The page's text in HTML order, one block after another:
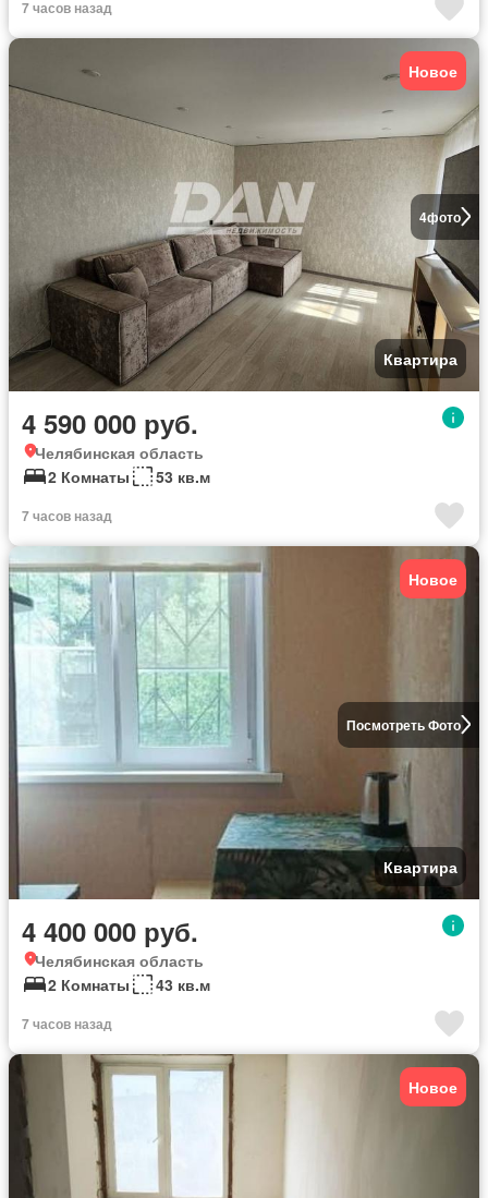
7 часов назад
4фото
Новое
Квартира
4 590 000 руб.
Челябинская область
2 Комнаты
53 кв.м
7 часов назад
Посмотреть Фото
Новое
Квартира
4 400 000 руб.
Челябинская область
2 Комнаты
43 кв.м
7 часов назад
Новое